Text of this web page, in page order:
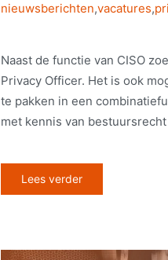
nieuwsberichten,vacatures,
Naast de functie van CISO
Privacy Officer. Het is ook
te pakken in een
met kennis van
Lees verder